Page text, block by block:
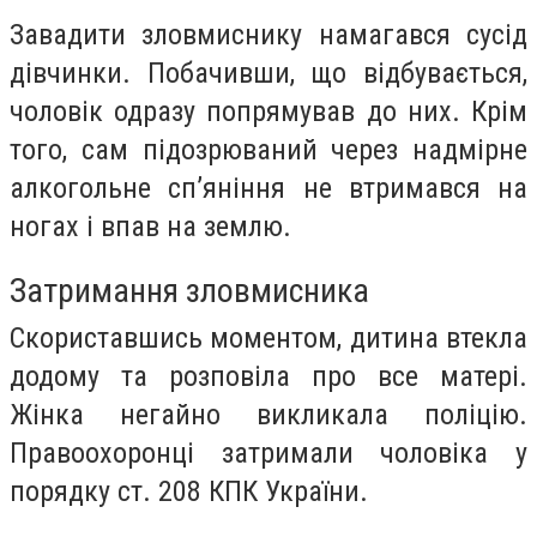
Завадити зловмиснику намагався сусід
дівчинки. Побачивши, що відбувається,
чоловік одразу попрямував до них. Крім
того, сам підозрюваний через надмірне
алкогольне сп’яніння не втримався на
ногах і впав на землю.
Затримання зловмисника
Скориставшись моментом, дитина втекла
додому та розповіла про все матері.
Жінка негайно викликала поліцію.
Правоохоронці затримали чоловіка у
порядку ст. 208 КПК України.